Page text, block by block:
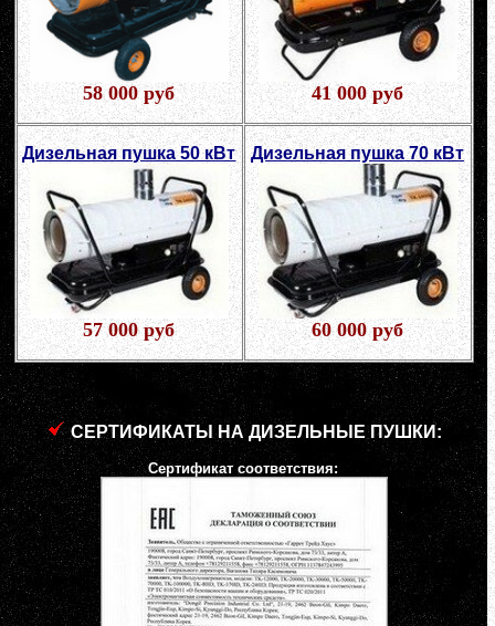
58 000 руб 41 000 руб
Дизельная пушка 50 кВт
57 000 руб
Дизельная пушка 70 кВт
60 000 руб
СЕРТИФИКАТЫ НА ДИЗЕЛЬНЫЕ ПУШКИ:
Сертификат соответствия: